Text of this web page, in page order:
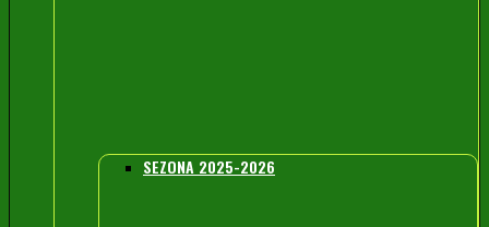
SEZONA 2025-2026